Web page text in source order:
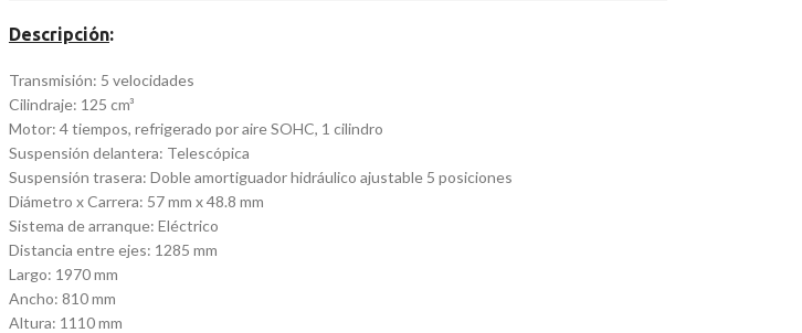
Descripción:
Transmisión: 5 velocidades
Cilindraje: 125 cm³
Motor: 4 tiempos, refrigerado por aire SOHC, 1 cilindro
Suspensión delantera: Telescópica
Suspensión trasera: Doble amortiguador hidráulico ajustable 5 posiciones
Diámetro x Carrera: 57 mm x 48.8 mm
Sistema de arranque: Eléctrico
Distancia entre ejes: 1285 mm
Largo: 1970 mm
Ancho: 810 mm
Altura: 1110 mm